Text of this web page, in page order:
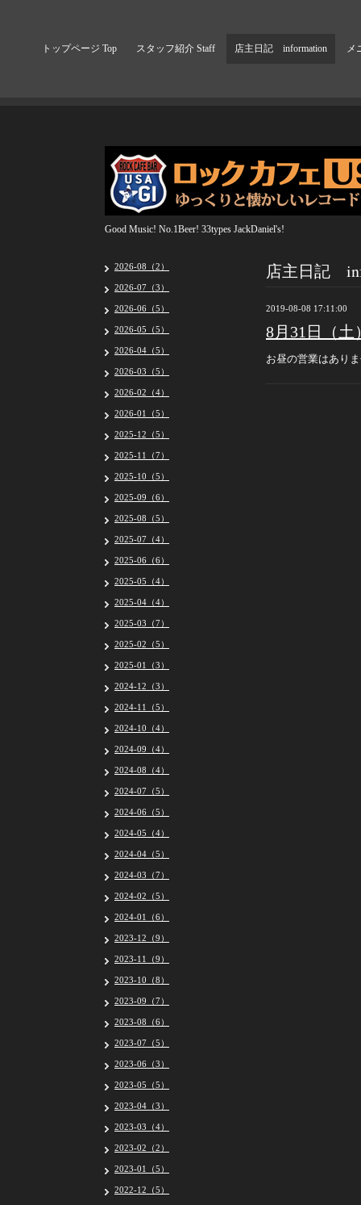
トップページ Top スタッフ紹介 Staff 店主日記 information メ
Good Music! No.1Beer! 33types JackDaniel's!
店主日記
2019-08-08 17:11:00
8月31日（土
お昼の営業はあり
2026-08（2）
2026-07（3）
2026-06（5）
2026-05（5）
2026-04（5）
2026-03（5）
2026-02（4）
2026-01（5）
2025-12（5）
2025-11（7）
2025-10（5）
2025-09（6）
2025-08（5）
2025-07（4）
2025-06（6）
2025-05（4）
2025-04（4）
2025-03（7）
2025-02（5）
2025-01（3）
2024-12（3）
2024-11（5）
2024-10（4）
2024-09（4）
2024-08（4）
2024-07（5）
2024-06（5）
2024-05（4）
2024-04（5）
2024-03（7）
2024-02（5）
2024-01（6）
2023-12（9）
2023-11（9）
2023-10（8）
2023-09（7）
2023-08（6）
2023-07（5）
2023-06（3）
2023-05（5）
2023-04（3）
2023-03（4）
2023-02（2）
2023-01（5）
2022-12（5）